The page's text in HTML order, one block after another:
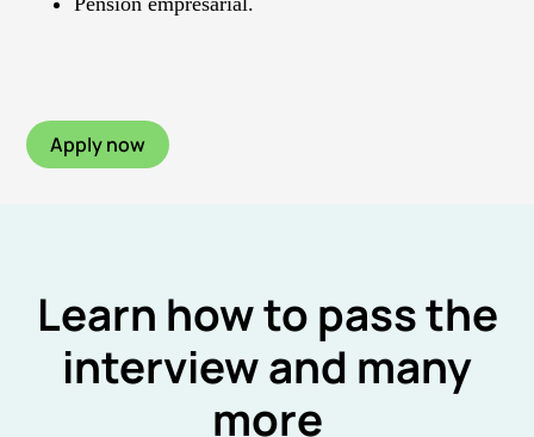
Apply now
Learn how to pass the
interview and many
more